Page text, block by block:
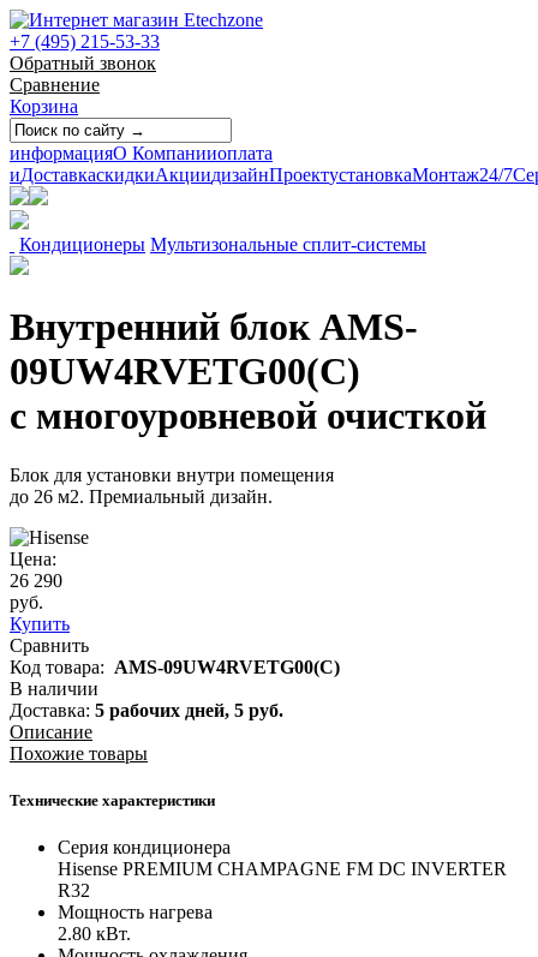
+7 (495) 215-53-33
Обратный звонок
Сравнение
Корзина
информацияО Компанииоплата
иДоставкаскидкиАкциидизайнПроектустановкаМонтаж24/7
Кондиционеры Мультизональные сплит-системы
Внутренний блок AMS-
09UW4RVETG00(С)
с многоуровневой очисткой
Блок для установки внутри помещения
до 26 м2. Премиальный дизайн.
Цена:
26 290
руб.
Купить
Сравнить
Код товара: AMS-09UW4RVETG00(С)
В наличии
Доставка: 5 рабочих дней, 5 руб.
Описание
Похожие товары
Технические характеристики
Серия кондиционера
Hisense PREMIUM CHAMPAGNE FM DC INVERTER
R32
Мощность нагрева
2.80 кВт.